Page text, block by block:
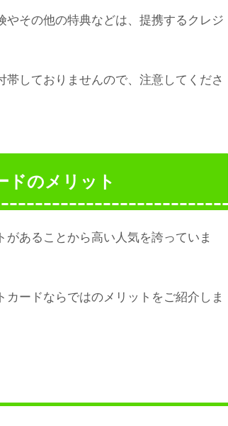
その他の特典などは、提携するクレジ
しておりませんので、注意してくださ
ドのメリット
あることから高い人気を誇っていま
ードならではのメリットをご紹介しま